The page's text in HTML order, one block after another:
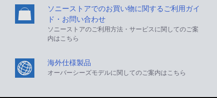
ソニーストアでのお買い物に関するご利用ガイ
ド・お問い合わせ
ソニーストアのご利用方法・サービスに関してのご案
内はこちら
海外仕様製品
オーバーシーズモデルに関してのご案内はこちら